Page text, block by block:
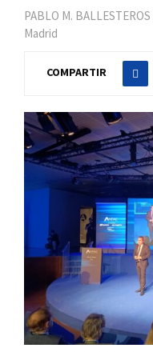
PABLO M. BALLESTEROS
Madrid
COMPARTIR